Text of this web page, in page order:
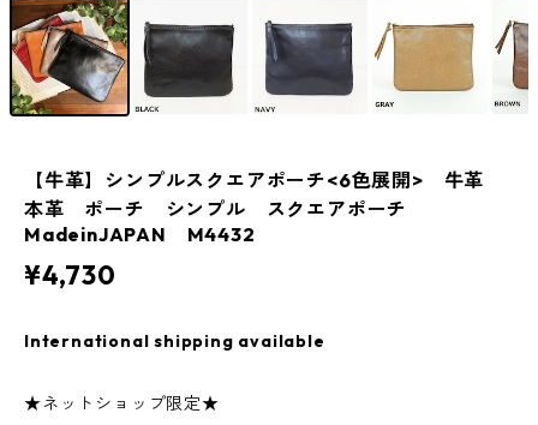
【牛革】シンプルスクエアポーチ<6色展開> 牛革
本革 ポーチ シンプル スクエアポーチ
MadeinJAPAN M4432
¥4,730
International shipping available
★ネットショップ限定★